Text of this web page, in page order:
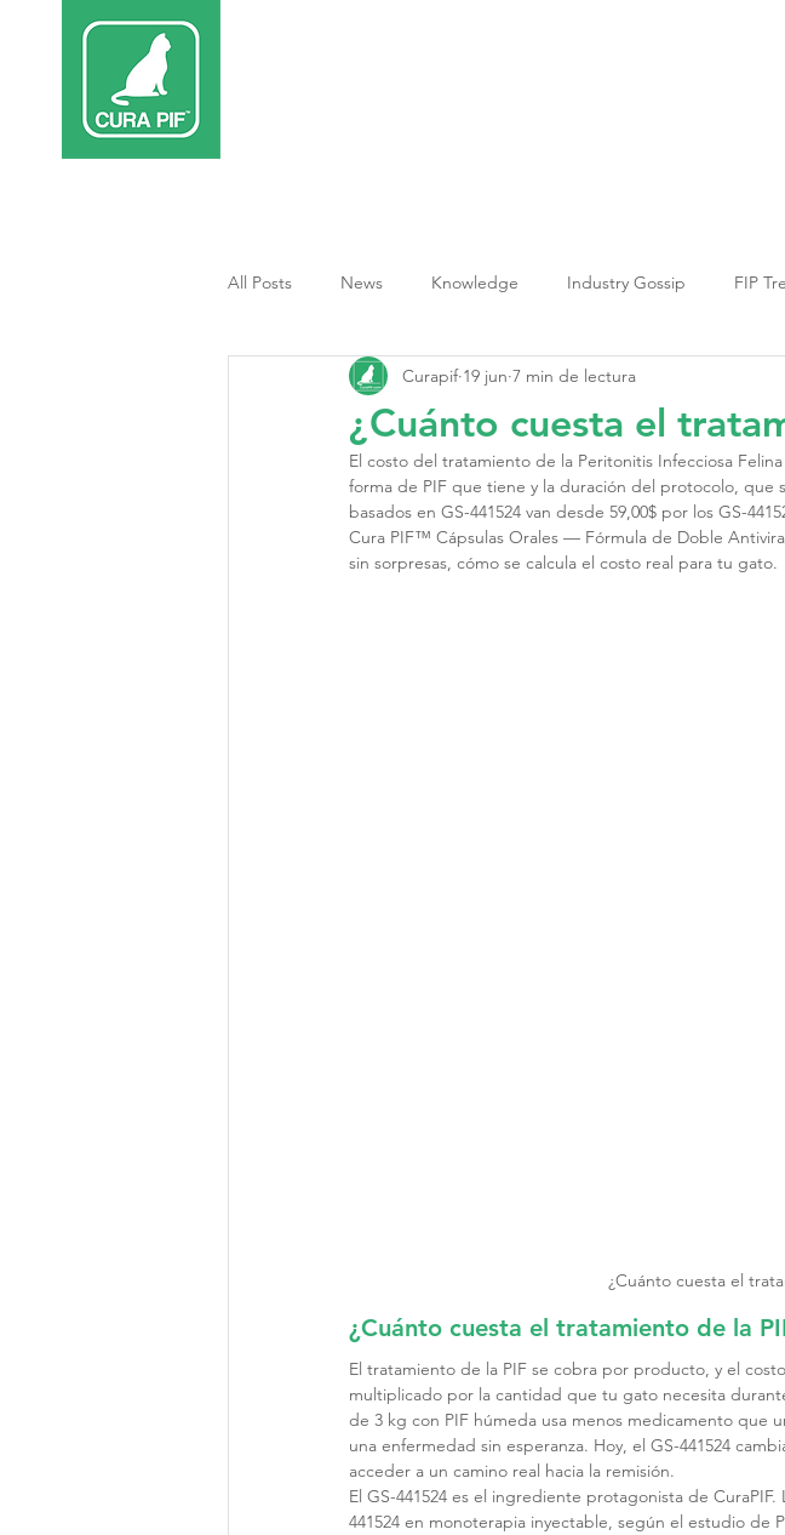
All Posts News Knowledge Industry Gossip FIP
Tratamiento PIF
¿Cuánto cuesta el
Curapif 19 jun 7 min de lectura
El costo del tratamiento de la Peritonitis Infecciosa
forma de PIF que tiene y la duración del protocolo, que
basados en GS-441524 van desde 59,00$ por los GS-
Cura PIF™ Cápsulas Orales — Fórmula de Doble
sin sorpresas, cómo se calcula el costo real para tu gato.
¿Cuánto cuesta el
¿Cuánto cuesta el tratamiento de la
El tratamiento de la PIF se cobra por producto, y el
multiplicado por la cantidad que tu gato necesita
de 3 kg con PIF húmeda usa menos medicamento que
una enfermedad sin esperanza. Hoy, el GS-441524
acceder a un camino real hacia la remisión.
El GS-441524 es el ingrediente protagonista de
441524 en monoterapia inyectable, según el estudio de